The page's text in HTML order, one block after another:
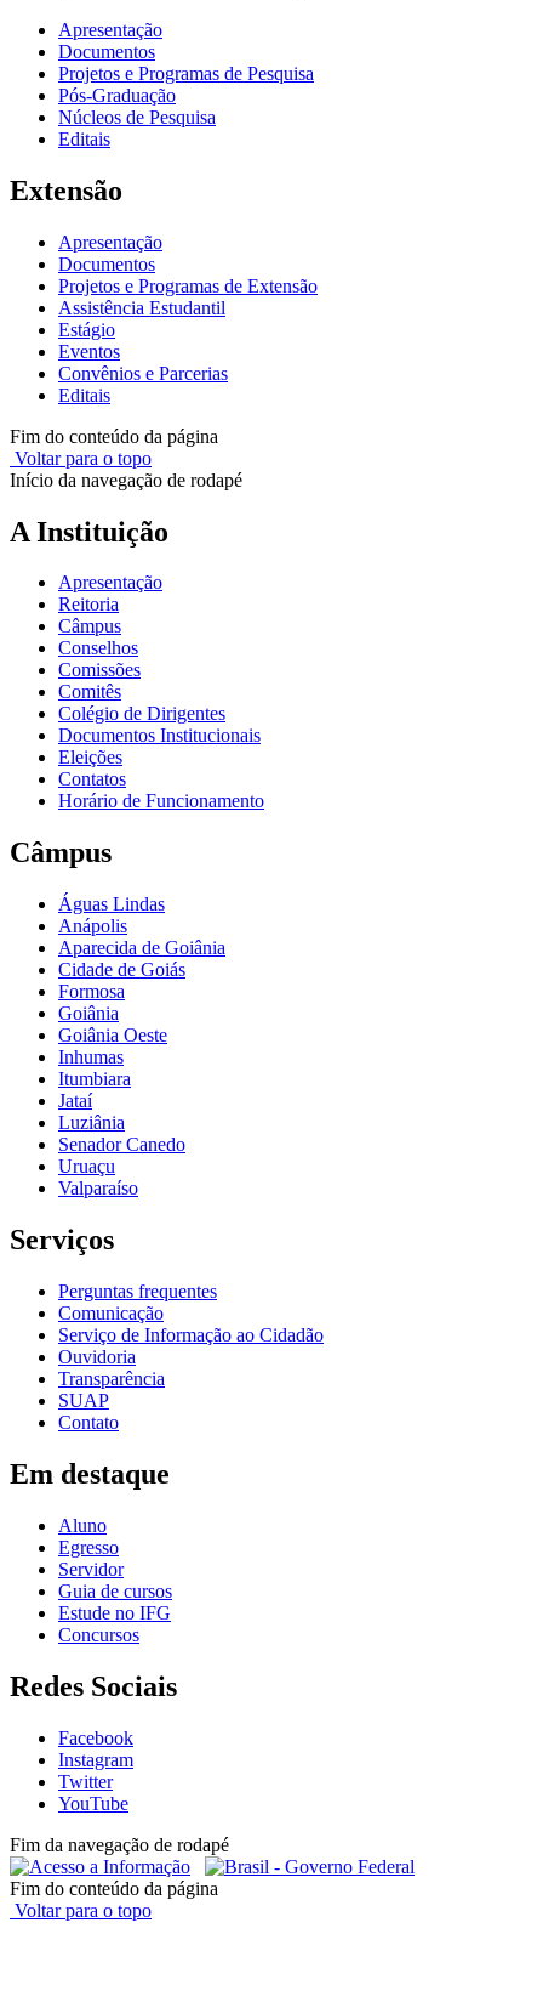
Apresentação
Documentos
Projetos e Programas de Pesquisa
Pós-Graduação
Núcleos de Pesquisa
Editais
Extensão
Apresentação
Documentos
Projetos e Programas de Extensão
Assistência Estudantil
Estágio
Eventos
Convênios e Parcerias
Editais
Fim do conteúdo da página
Voltar para o topo
Início da navegação de rodapé
A Instituição
Apresentação
Reitoria
Câmpus
Conselhos
Comissões
Comitês
Colégio de Dirigentes
Documentos Institucionais
Eleições
Contatos
Horário de Funcionamento
Câmpus
Águas Lindas
Anápolis
Aparecida de Goiânia
Cidade de Goiás
Formosa
Goiânia
Goiânia Oeste
Inhumas
Itumbiara
Jataí
Luziânia
Senador Canedo
Uruaçu
Valparaíso
Serviços
Perguntas frequentes
Comunicação
Serviço de Informação ao Cidadão
Ouvidoria
Transparência
SUAP
Contato
Em destaque
Aluno
Egresso
Servidor
Guia de cursos
Estude no IFG
Concursos
Redes Sociais
Facebook
Instagram
Twitter
YouTube
Fim da navegação de rodapé
Fim do conteúdo da página
Voltar para o topo